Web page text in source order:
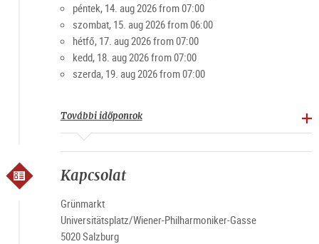
péntek, 14. aug 2026 from 07:00
szombat, 15. aug 2026 from 06:00
hétfő, 17. aug 2026 from 07:00
kedd, 18. aug 2026 from 07:00
szerda, 19. aug 2026 from 07:00
További időpontok
Kapcsolat
Grünmarkt
Universitätsplatz/Wiener-Philharmoniker-Gasse
5020 Salzburg